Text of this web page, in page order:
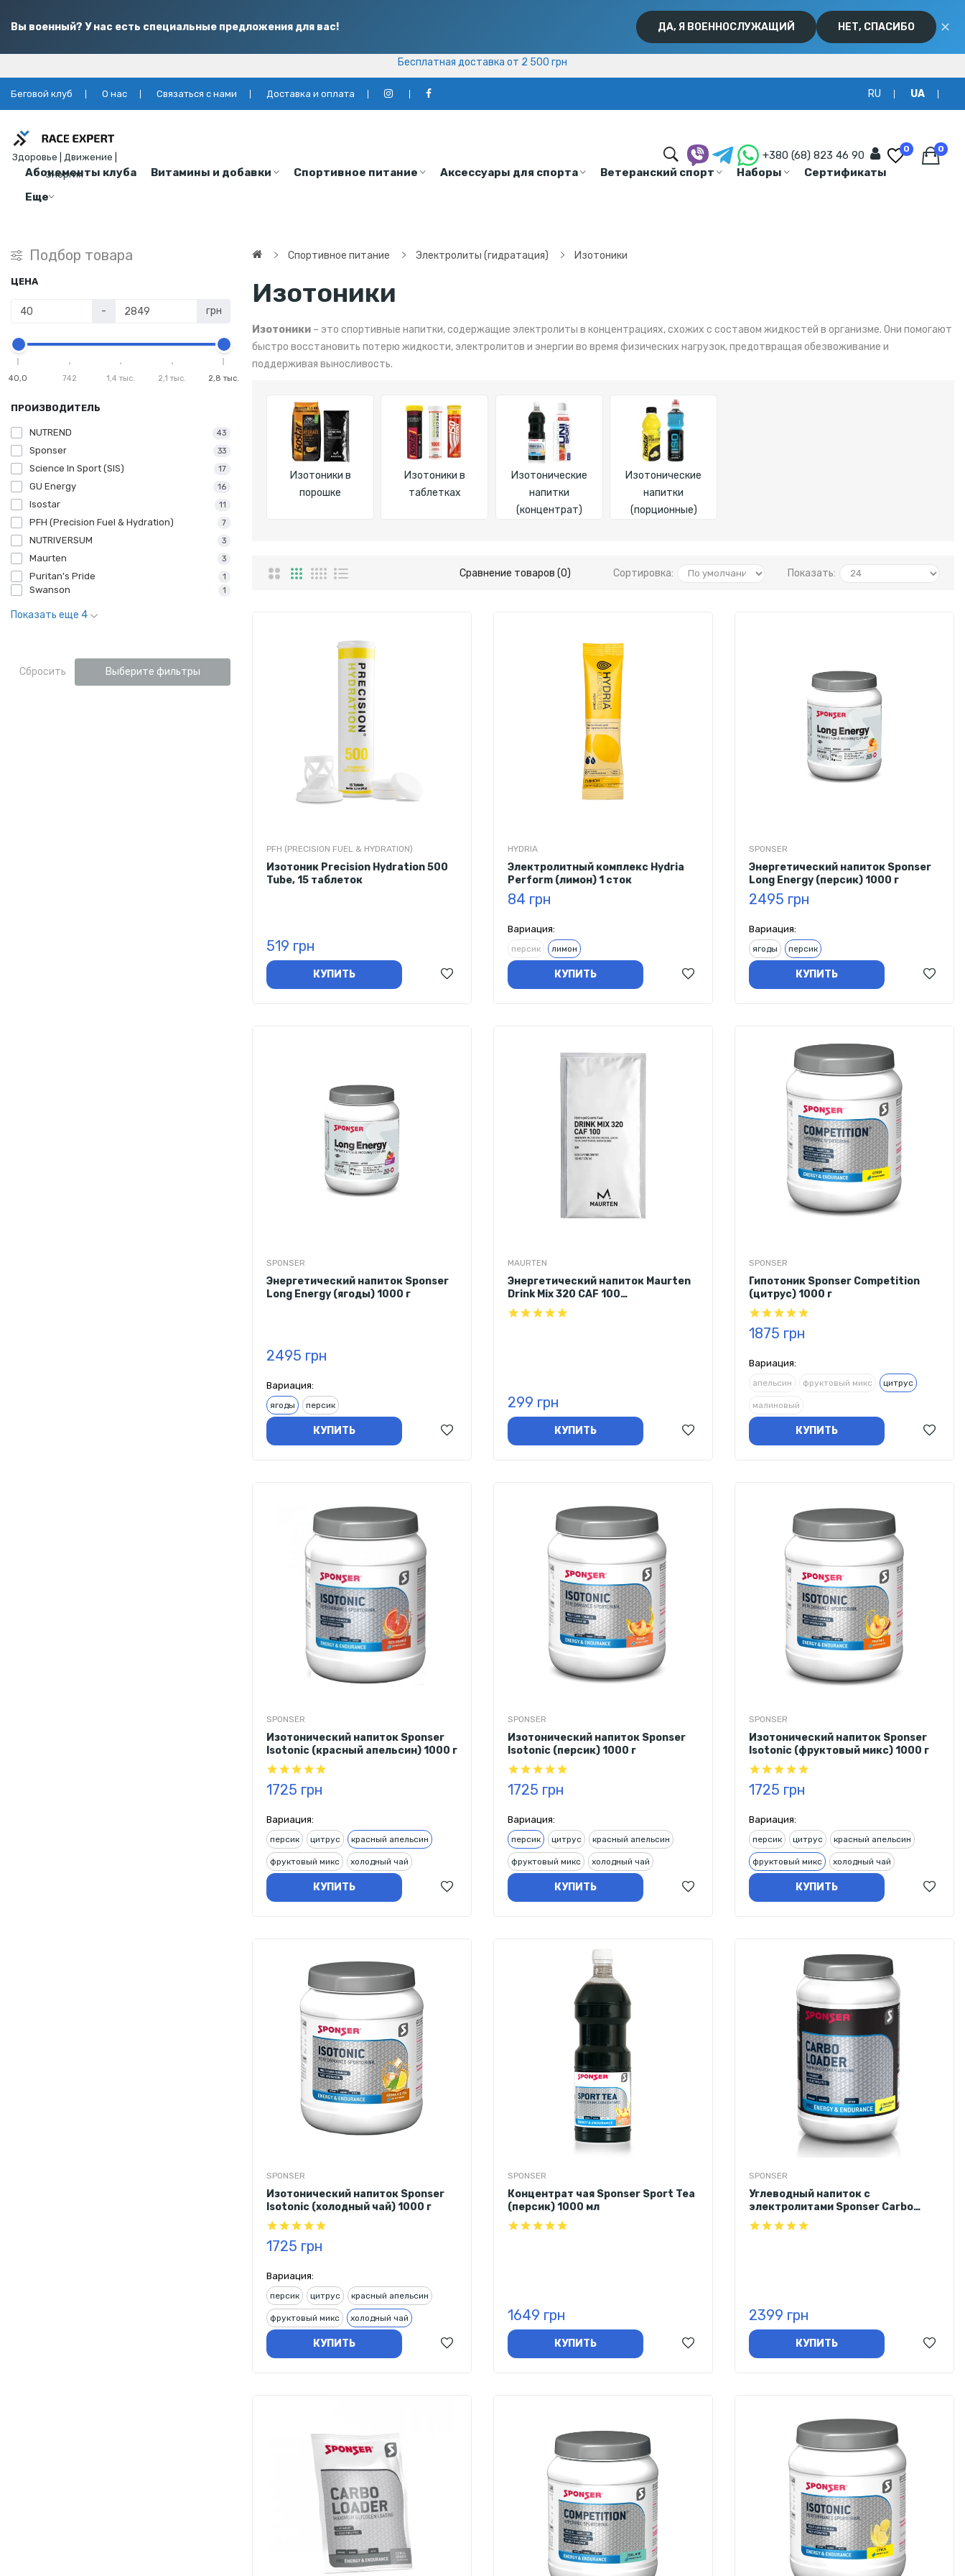
Вы военный? У нас есть специальные предложения для вас! ДА, Я ВОЕННОСЛУЖАЩИЙ НЕТ, СПАСИБО ✕
Бесплатная доставка от 2 500 грн
Бесплатная доставка от 2 500 грн
Беговой клуб О нас Связаться с нами Доставка и оплата RU UA
Здоровье | Движение |
Энергия
Абонементы клуба Витамины и добавки Спортивное питание Аксессуары для спорта Ветеранский спорт Наборы
Сертификаты
Еще
+380 (68) 823 46 90 0 0
Подбор товара
ЦЕНА
- грн
40,0 742 1,4 тыс. 2,1 тыс. 2,8 тыс.
ПРОИЗВОДИТЕЛЬ
PFH (Precision Fuel & Hydration) 7
Maurten 3
Science In Sport (SIS) 17
GU Energy 16
Sponser 33
NUTREND 43
NUTRIVERSUM 3
Isostar 11
Swanson 1
Puritan's Pride 1
Показать еще 4
Сбросить Выберите фильтры
Спортивное питание Электролиты (гидратация) Изотоники
Изотоники
Изотоники – это спортивные напитки, содержащие электролиты в концентрациях, схожих с составом жидкостей в организме. Они помогают
быстро восстановить потерю жидкости, электролитов и энергии во время физических нагрузок, предотвращая обезвоживание и
поддерживая выносливость.
Изотоники в
порошке
Изотоники в
таблетках
Изотонические
напитки
(концентрат)
Изотонические
напитки
(порционные)
Сравнение товаров (0) Сортировка: Показать:
PFH (PRECISION FUEL & HYDRATION)
Изотоник Precision Hydration 500
Tube, 15 таблеток
519 грн
КУПИТЬ
HYDRIA
Электролитный комплекс Hydria
Perform (лимон) 1 сток
84 грн
Вариация:
персик лимон
КУПИТЬ
SPONSER
Энергетический напиток Sponser
Long Energy (персик) 1000 г
2495 грн
Вариация:
ягоды персик
КУПИТЬ
SPONSER
Энергетический напиток Sponser
Long Energy (ягоды) 1000 г
2495 грн
Вариация:
ягоды персик
КУПИТЬ
MAURTEN
Энергетический напиток Maurten
Drink Mix 320 CAF 100
(нейтральный вкус) 83 г
299 грн
КУПИТЬ
SPONSER
Гипотоник Sponser Competition
(цитрус) 1000 г
1875 грн
Вариация:
апельсин фруктовый микс цитрус
малиновый
КУПИТЬ
SPONSER
Изотонический напиток Sponser
Isotonic (красный апельсин) 1000 г
1725 грн
Вариация:
персик цитрус красный апельсин
фруктовый микс холодный чай
КУПИТЬ
SPONSER
Изотонический напиток Sponser
Isotonic (персик) 1000 г
1725 грн
Вариация:
персик цитрус красный апельсин
фруктовый микс холодный чай
КУПИТЬ
SPONSER
Изотонический напиток Sponser
Isotonic (фруктовый микс) 1000 г
1725 грн
Вариация:
персик цитрус красный апельсин
фруктовый микс холодный чай
КУПИТЬ
SPONSER
Изотонический напиток Sponser
Isotonic (холодный чай) 1000 г
1725 грн
Вариация:
персик цитрус красный апельсин
фруктовый микс холодный чай
КУПИТЬ
SPONSER
Концентрат чая Sponser Sport Tea
(персик) 1000 мл
1649 грн
КУПИТЬ
SPONSER
Углеводный напиток с
электролитами Sponser Carbo
Loader (цитрус & апельсин) 1200 г
2399 грн
КУПИТЬ